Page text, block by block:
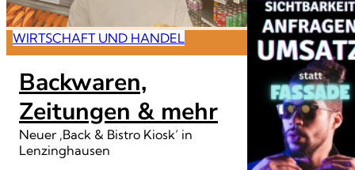
WIRTSCHAFT UND HANDEL
Backwaren,
Zeitungen & mehr
Neuer ‚Back & Bistro Kiosk‘ in
Lenzinghausen